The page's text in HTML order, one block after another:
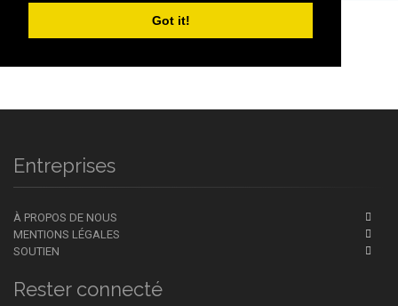
Got it!
Entreprises
À PROPOS DE NOUS
MENTIONS LÉGALES
SOUTIEN
Rester connecté